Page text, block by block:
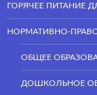
ГОРЯЧЕЕ ПИТАНИЕ
НОРМАТИВНО-
ОБЩЕЕ
ДОШКОЛЬНОЕ